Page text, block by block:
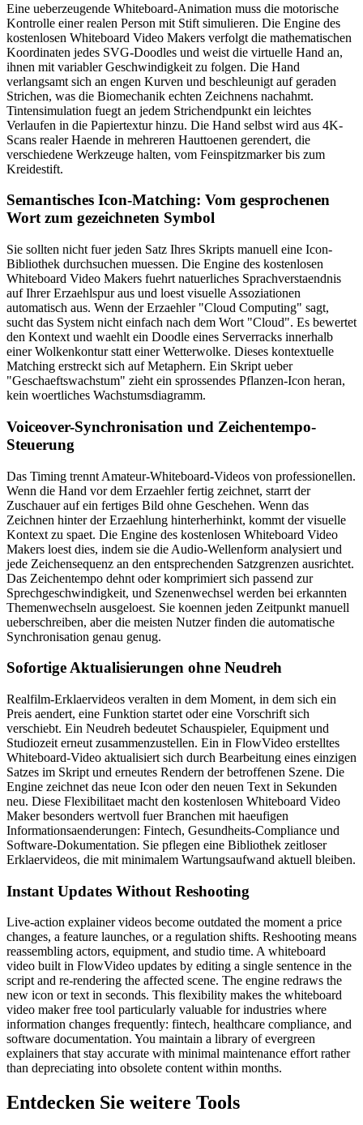
Eine ueberzeugende Whiteboard-Animation muss die motorische
Kontrolle einer realen Person mit Stift simulieren. Die Engine des
kostenlosen Whiteboard Video Makers verfolgt die mathematischen
Koordinaten jedes SVG-Doodles und weist die virtuelle Hand an,
ihnen mit variabler Geschwindigkeit zu folgen. Die Hand
verlangsamt sich an engen Kurven und beschleunigt auf geraden
Strichen, was die Biomechanik echten Zeichnens nachahmt.
Tintensimulation fuegt an jedem Strichendpunkt ein leichtes
Verlaufen in die Papiertextur hinzu. Die Hand selbst wird aus 4K-
Scans realer Haende in mehreren Hauttoenen gerendert, die
verschiedene Werkzeuge halten, vom Feinspitzmarker bis zum
Kreidestift.
Semantisches Icon-Matching: Vom gesprochenen
Wort zum gezeichneten Symbol
Sie sollten nicht fuer jeden Satz Ihres Skripts manuell eine Icon-
Bibliothek durchsuchen muessen. Die Engine des kostenlosen
Whiteboard Video Makers fuehrt natuerliches Sprachverstaendnis
auf Ihrer Erzaehlspur aus und loest visuelle Assoziationen
automatisch aus. Wenn der Erzaehler "Cloud Computing" sagt,
sucht das System nicht einfach nach dem Wort "Cloud". Es bewertet
den Kontext und waehlt ein Doodle eines Serverracks innerhalb
einer Wolkenkontur statt einer Wetterwolke. Dieses kontextuelle
Matching erstreckt sich auf Metaphern. Ein Skript ueber
"Geschaeftswachstum" zieht ein sprossendes Pflanzen-Icon heran,
kein woertliches Wachstumsdiagramm.
Voiceover-Synchronisation und Zeichentempo-
Steuerung
Das Timing trennt Amateur-Whiteboard-Videos von professionellen.
Wenn die Hand vor dem Erzaehler fertig zeichnet, starrt der
Zuschauer auf ein fertiges Bild ohne Geschehen. Wenn das
Zeichnen hinter der Erzaehlung hinterherhinkt, kommt der visuelle
Kontext zu spaet. Die Engine des kostenlosen Whiteboard Video
Makers loest dies, indem sie die Audio-Wellenform analysiert und
jede Zeichensequenz an den entsprechenden Satzgrenzen ausrichtet.
Das Zeichentempo dehnt oder komprimiert sich passend zur
Sprechgeschwindigkeit, und Szenenwechsel werden bei erkannten
Themenwechseln ausgeloest. Sie koennen jeden Zeitpunkt manuell
ueberschreiben, aber die meisten Nutzer finden die automatische
Synchronisation genau genug.
Sofortige Aktualisierungen ohne Neudreh
Realfilm-Erklaervideos veralten in dem Moment, in dem sich ein
Preis aendert, eine Funktion startet oder eine Vorschrift sich
verschiebt. Ein Neudreh bedeutet Schauspieler, Equipment und
Studiozeit erneut zusammenzustellen. Ein in FlowVideo erstelltes
Whiteboard-Video aktualisiert sich durch Bearbeitung eines einzigen
Satzes im Skript und erneutes Rendern der betroffenen Szene. Die
Engine zeichnet das neue Icon oder den neuen Text in Sekunden
neu. Diese Flexibilitaet macht den kostenlosen Whiteboard Video
Maker besonders wertvoll fuer Branchen mit haeufigen
Informationsaenderungen: Fintech, Gesundheits-Compliance und
Software-Dokumentation. Sie pflegen eine Bibliothek zeitloser
Erklaervideos, die mit minimalem Wartungsaufwand aktuell bleiben.
Instant Updates Without Reshooting
Live-action explainer videos become outdated the moment a price
changes, a feature launches, or a regulation shifts. Reshooting means
reassembling actors, equipment, and studio time. A whiteboard
video built in FlowVideo updates by editing a single sentence in the
script and re-rendering the affected scene. The engine redraws the
new icon or text in seconds. This flexibility makes the whiteboard
video maker free tool particularly valuable for industries where
information changes frequently: fintech, healthcare compliance, and
software documentation. You maintain a library of evergreen
explainers that stay accurate with minimal maintenance effort rather
than depreciating into obsolete content within months.
Entdecken Sie weitere Tools